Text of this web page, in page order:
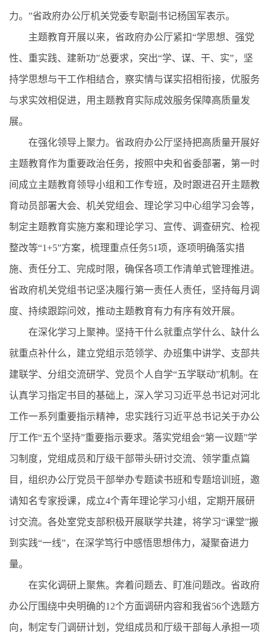
力。”省政府办公厅机关党委专职副书记杨国军表示。
主题教育开展以来，省政府办公厅紧扣“学思想、强党
性、重实践、建新功”总要求，突出“学、谋、干、实”，坚
持学思想与干工作相结合，察实情与谋实招相衔接，优服务
与求实效相促进，用主题教育实际成效服务保障高质量发
展。
在强化领导上聚力。省政府办公厅坚持把高质量开展好
主题教育作为重要政治任务，按照中央和省委部署，第一时
间成立主题教育领导小组和工作专班，及时跟进召开主题教
育动员部署大会、机关党组会、理论学习中心组学习会等，
制定主题教育实施方案和理论学习、宣传、调查研究、检视
整改等“1+5”方案，梳理重点任务51项，逐项明确落实措
施、责任分工、完成时限，确保各项工作清单式管理推进。
省政府机关党组书记坚决履行第一责任人责任，坚持每月调
度、持续跟踪问效，推动主题教育有力有序有效开展。
在深化学习上聚神。坚持干什么就重点学什么、缺什么
就重点补什么，建立党组示范领学、办班集中讲学、支部共
建联学、分组交流研学、党员个人自学“五学联动”机制。在
认真学习指定书目的基础上，深入学习习近平总书记对河北
工作一系列重要指示精神，忠实践行习近平总书记关于办公
厅工作“五个坚持”重要指示要求。落实党组会“第一议题”学
习制度，党组成员和厅级干部带头研讨交流、领学重点篇
目，组织办公厅党员干部举办专题读书班和专题培训班，邀
请知名专家授课，成立4个青年理论学习小组，定期开展研
讨交流。各处室党支部积极开展联学共建，将学习“课堂”搬
到实践“一线”，在深学笃行中感悟思想伟力，凝聚奋进力
量。
在实化调研上聚焦。奔着问题去、盯准问题改。省政府
办公厅围绕中央明确的12个方面调研内容和我省56个选题方
向，制定专门调研计划，党组成员和厅级干部每人承担一项